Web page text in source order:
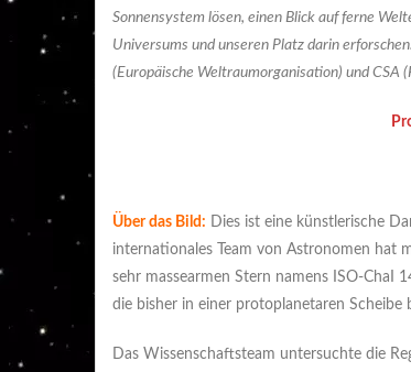
Sonnensystem lösen, einen Blick auf ferne
Universums und unseren Platz darin
(Europäische Weltraumorganisation) und CSA
Über das Bild: Dies ist eine künstlerische
internationales Team von Astronomen hat
sehr massearmen Stern namens ISO-ChaI
die bisher in einer protoplanetaren Scheibe
Das Wissenschaftsteam untersuchte die